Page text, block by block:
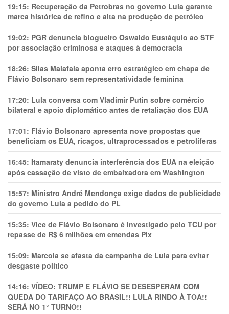
19:15: Recuperação da Petrobras no governo Lula garante
marca histórica de refino e alta na produção de petróleo
19:02: PGR denuncia blogueiro Oswaldo Eustáquio ao STF
por associação criminosa e ataques à democracia
18:26: Silas Malafaia aponta erro estratégico em chapa de
Flávio Bolsonaro sem representatividade feminina
17:20: Lula conversa com Vladimir Putin sobre comércio
bilateral e apoio diplomático antes de retaliação dos EUA
17:01: Flávio Bolsonaro apresenta nove propostas que
beneficiam os EUA, ricaços, ultraprocessados e petrolíferas
16:45: Itamaraty denuncia interferência dos EUA na eleição
após cassação de visto de embaixadora em Washington
15:57: Ministro André Mendonça exige dados de publicidade
do governo Lula a pedido do PL
15:35: Vice de Flávio Bolsonaro é investigado pelo TCU por
repasse de R$ 6 milhões em emendas Pix
15:09: Marcola se afasta da campanha de Lula para evitar
desgaste político
14:16: VÍDEO: TRUMP E FLÁVIO SE DESESPERAM COM
QUEDA DO TARIFAÇO AO BRASIL!! LULA RINDO À TOA!!
SERÁ NO 1° TURNO!!